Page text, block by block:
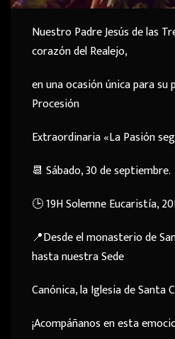
Nuestro Padre Jesús de las
corazón del Realejo,
en una ocasión única para
Procesión
Extraordinaria «La Pasión
📆 Sábado, 30 de septiembre.
🕒 19H Solemne Eucaristía,
📍Desde el monasterio de
hasta nuestra Sede
Canónica, la Iglesia de Santa
¡Acompáñanos en esta